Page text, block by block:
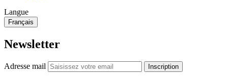
Langue
Français
Newsletter
Adresse mail Inscription